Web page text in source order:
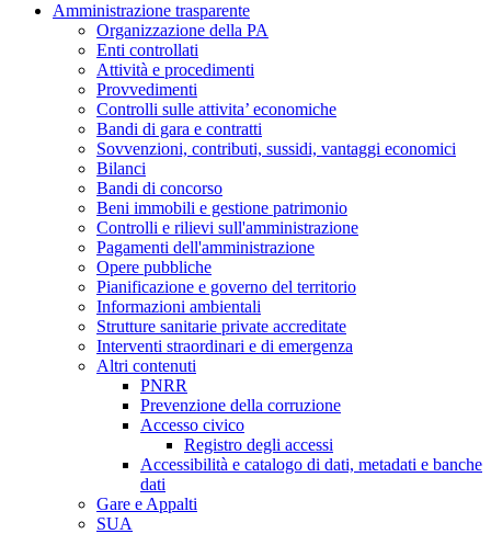
Amministrazione trasparente
Organizzazione della PA
Enti controllati
Attività e procedimenti
Provvedimenti
Controlli sulle attivita’ economiche
Bandi di gara e contratti
Sovvenzioni, contributi, sussidi, vantaggi economici
Bilanci
Bandi di concorso
Beni immobili e gestione patrimonio
Controlli e rilievi sull'amministrazione
Pagamenti dell'amministrazione
Opere pubbliche
Pianificazione e governo del territorio
Informazioni ambientali
Strutture sanitarie private accreditate
Interventi straordinari e di emergenza
Altri contenuti
PNRR
Prevenzione della corruzione
Accesso civico
Registro degli accessi
Accessibilità e catalogo di dati, metadati e banche
dati
Gare e Appalti
SUA